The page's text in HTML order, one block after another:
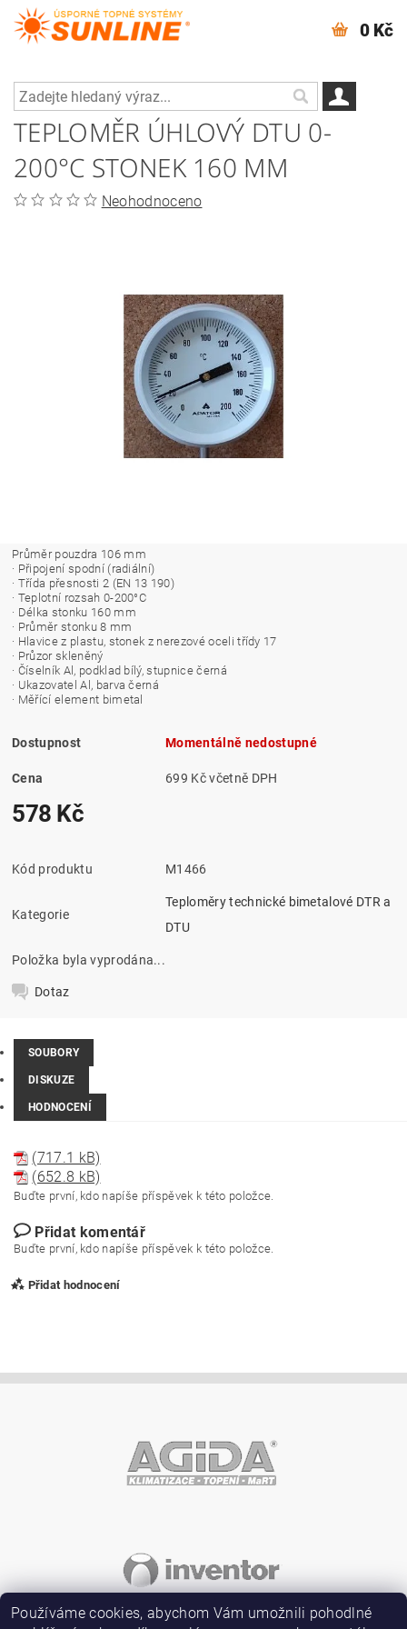
0 Kč
TEPLOMĚR ÚHLOVÝ DTU 0-
200°C STONEK 160 MM
Neohodnoceno
Průměr pouzdra 106 mm
· Připojení spodní (radiální)
· Třída přesnosti 2 (EN 13 190)
· Teplotní rozsah 0-200°C
· Délka stonku 160 mm
· Průměr stonku 8 mm
· Hlavice z plastu, stonek z nerezové oceli třídy 17
· Průzor skleněný
· Číselník Al, podklad bílý, stupnice černá
· Ukazovatel Al, barva černá
· Měřící element bimetal
Dostupnost Momentálně nedostupné
Cena 699 Kč včetně DPH
578 Kč
Kód produktu M1466
Kategorie
Teploměry technické bimetalové DTR a
DTU
Položka byla vyprodána...
Dotaz
SOUBORY
DISKUZE
HODNOCENÍ
(717.1 kB)
(652.8 kB)
Buďte první, kdo napíše příspěvek k této položce.
Přidat komentář
Buďte první, kdo napíše příspěvek k této položce.
Přidat hodnocení
Vložením hodnocení souhlasíte spodmínkami ochrany
Používáme cookies, abychom Vám umožnili pohodlné